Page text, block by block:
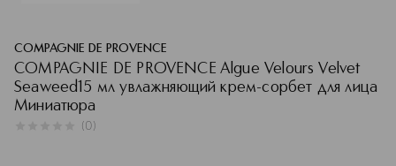
COMPAGNIE DE PROVENCE
COMPAGNIE DE PROVENCE Algue Velours Velvet
Seaweed15 мл увлажняющий крем-сорбет для лица
Миниатюра
(0)